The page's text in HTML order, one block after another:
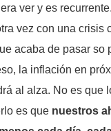
ver y es recurrente.
vez con una crisis
acaba de pasar so
la inflación en
al alza. No es que
es que nuestros